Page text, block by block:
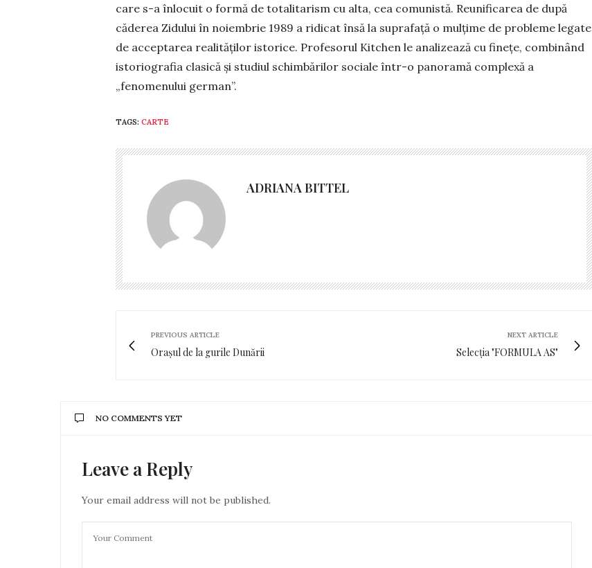
ca­re s-a înlocuit o for­mă de to­ta­li­tarism cu alta, cea co­munistă. Re­uni­ficarea de după
căderea Zi­dului în noiembrie 1989 a ridicat însă la suprafață o mulțime de probleme legate
de acceptarea re­a­lităților istorice. Profesorul Kitchen le analizează cu finețe, combinând
istorio­gra­fia clasică și studiul schimbărilor so­ciale în­tr-o panoramă com­plexă a
„fenomenului german”.
TAGS: CARTE
ADRIANA BITTEL
PREVIOUS ARTICLE
Orașul de la gurile Dunării
NEXT ARTICLE
Selecția "FORMULA AS"
NO COMMENTS YET
Leave a Reply
Your email address will not be published.